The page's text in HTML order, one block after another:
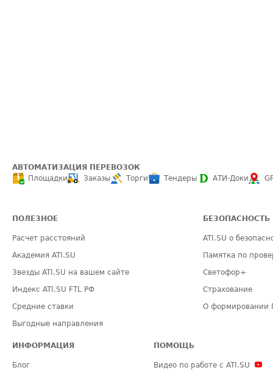
АВТОМАТИЗАЦИЯ ПЕРЕВОЗОК
Площадки
Заказы Торги Тендеры АТИ-Доки
ПОЛЕЗНОЕ
Расчет расстояний
Академия ATI.SU
Звезды ATI.SU на вашем сайте
Индекс ATI.SU FTL РФ
Средние ставки
Выгодные направления
БЕЗОПАСНОСТЬ
ATI.SU о
Памятка по
Светофор+
Страхование
О формировании
ИНФОРМАЦИЯ
Блог
ПОМОЩЬ
Видео по работе с ATI.SU